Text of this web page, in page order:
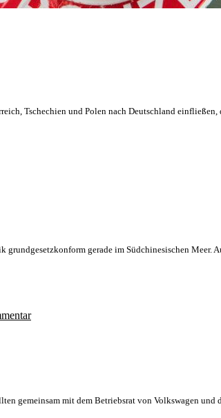
Tschechien und Polen nach Deutschland
grundgesetzkonform gerade im Südchinesischen
gemeinsam mit dem Betriebsrat von Volkswagen